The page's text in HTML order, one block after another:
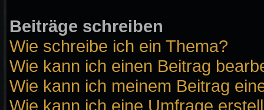
Beiträge schreiben
Wie schreibe ich ein Thema?
Wie kann ich einen Beitrag
Wie kann ich meinem Beitrag
Wie kann ich eine Umfrage